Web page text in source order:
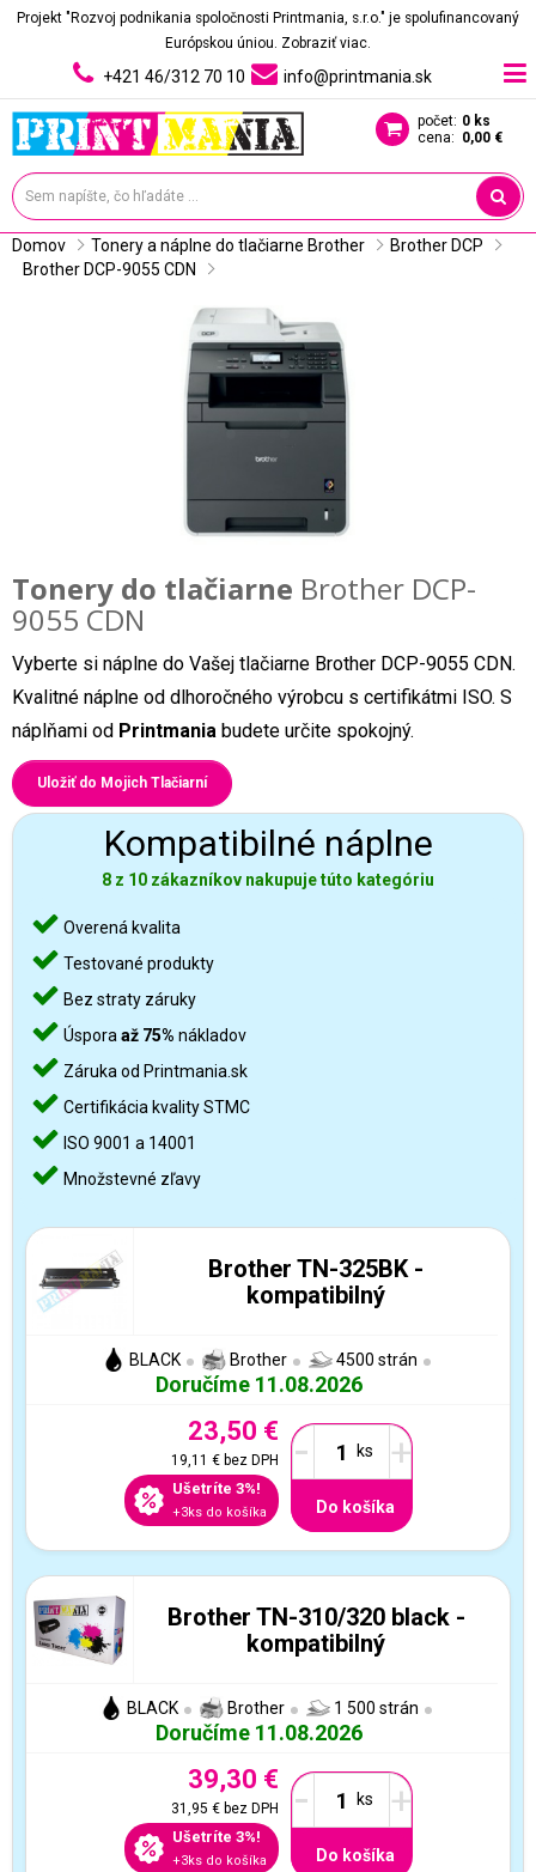
Projekt "Rozvoj podnikania spoločnosti Printmania, s.r.o." je spolufinancovaný
Európskou úniou. Zobraziť viac.
+421 46/312 70 10 info@printmania.sk
počet: 0 ks
cena: 0,00 €
Domov Tonery a náplne do tlačiarne Brother
Brother DCP
Brother DCP-9055 CDN
Tonery do tlačiarne Brother DCP-
9055 CDN
Vyberte si náplne do Vašej tlačiarne Brother DCP-9055 CDN.
Kvalitné náplne od dlhoročného výrobcu s certifikátmi ISO. S
náplňami od Printmania budete určite spokojný.
Uložiť do Mojich Tlačiarní
Kompatibilné náplne
8 z 10 zákazníkov nakupuje túto kategóriu
Overená kvalita
Testované produkty
Bez straty záruky
Úspora až 75% nákladov
Záruka od Printmania.sk
Certifikácia kvality STMC
ISO 9001 a 14001
Množstevné zľavy
Brother TN-325BK -
kompatibilný
BLACK Brother 4500 strán
Doručíme 11.08.2026
23,50 €
19,11 €bez DPH
Ušetríte 3%!
+3ks do košíka
- +
Do košíka
Brother TN-310/320 black -
kompatibilný
BLACK Brother 1 500 strán
Doručíme 11.08.2026
39,30 €
31,95 €bez DPH
Ušetríte 3%!
+3ks do košíka
- +
Do košíka